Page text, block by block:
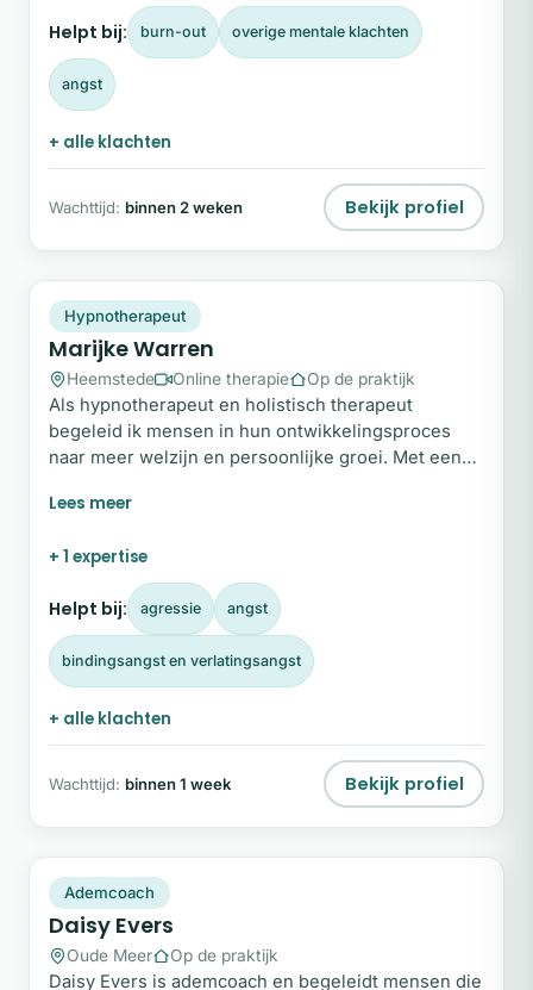
help ik je om de diepere oorzaak van terugkerende
patronen zichtbaar te maken.
Helpt bij: burn-out overige mentale klachten
angst
+ alle klachten
Wachttijd: binnen 2 weken Bekijk profiel
Snel beschikbaar
Hypnotherapeut
Marijke Warren
Heemstede Online therapie Op de praktijk
Als hypnotherapeut en holistisch therapeut
begeleid ik mensen in hun ontwikkelingsproces
naar meer welzijn en persoonlijke groei. Met een
pakket om jou te helpen je zelfvertrouwen te
weer krachtig en ontspannen in je vel te voelen.
Neem vandaag nog de eerste stap naar meer
welzijn en persoonlijke groei. Vul het
contactformulier in, ik help je graag verder!
+ 1 expertise
Helpt bij: agressie angst
bindingsangst en verlatingsangst
+ alle klachten
Wachttijd: binnen 1 week Bekijk profiel
Plek beschikbaar
Ademcoach
Daisy Evers
Oude Meer Op de praktijk
Daisy Evers is ademcoach en begeleidt mensen die